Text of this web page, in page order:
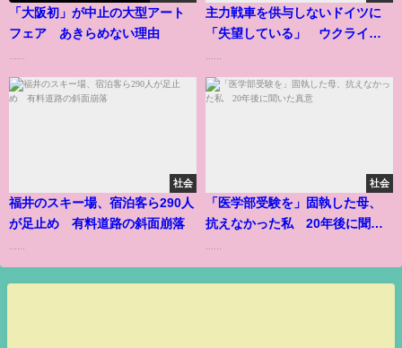
「大阪初」が中止の大型アート
フェア あきらめない理由
主力戦車を供与しないドイツに
「失望している」 ウクライナ
社会
福井のスキー場、宿泊客ら290人
が足止め 有料道路の斜面崩落
社会
「医学部受験を」固執した母、
抗えなかった私 20年後に聞い